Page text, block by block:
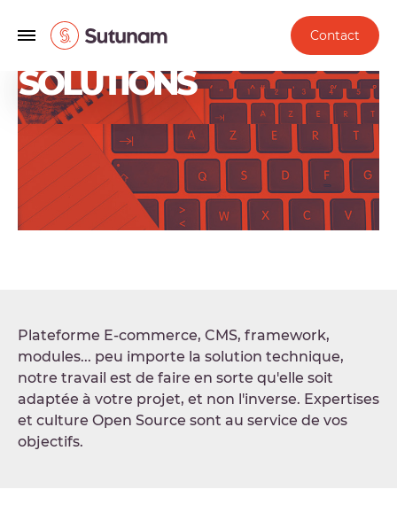
Contact
SOLUTIONS
Plateforme E-commerce, CMS, framework,
modules... peu importe la solution technique,
notre travail est de faire en sorte qu'elle soit
adaptée à votre projet, et non l'inverse. Expertises
et culture Open Source sont au service de vos
objectifs.